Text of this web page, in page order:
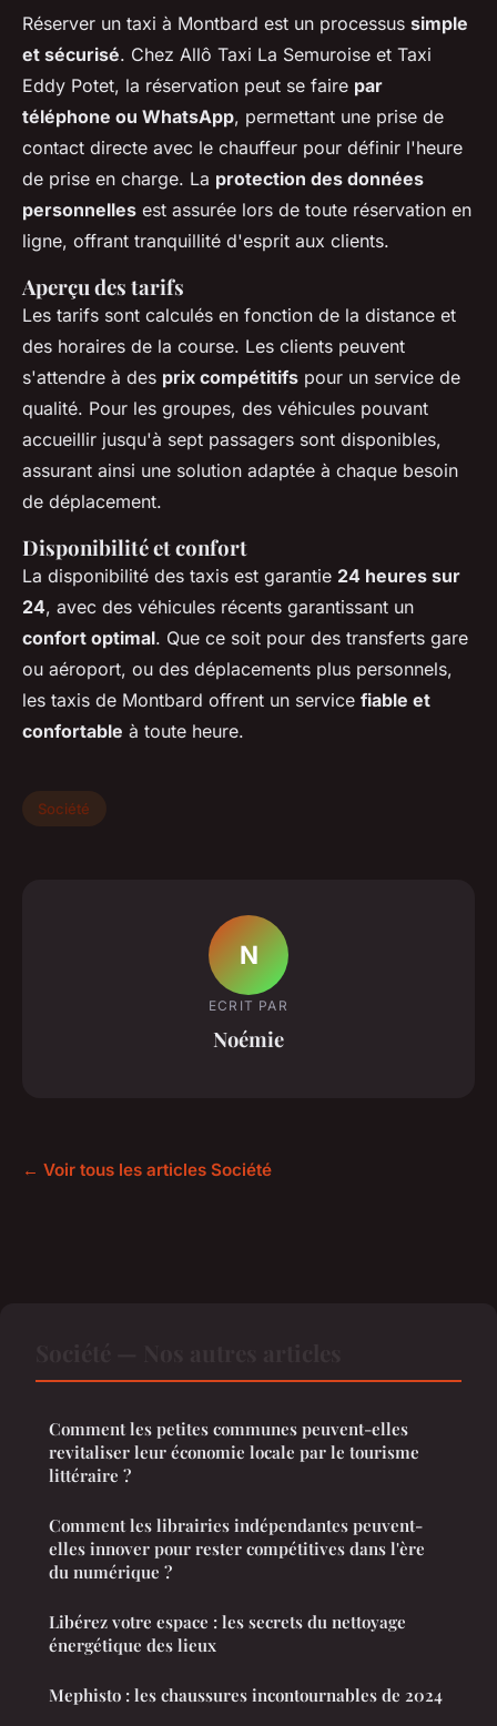
Réserver un taxi à Montbard est un processus simple
et sécurisé. Chez Allô Taxi La Semuroise et Taxi
Eddy Potet, la réservation peut se faire par
téléphone ou WhatsApp, permettant une prise de
contact directe avec le chauffeur pour définir l'heure
de prise en charge. La protection des données
personnelles est assurée lors de toute réservation en
ligne, offrant tranquillité d'esprit aux clients.
Aperçu des tarifs
Les tarifs sont calculés en fonction de la distance et
des horaires de la course. Les clients peuvent
s'attendre à des prix compétitifs pour un service de
qualité. Pour les groupes, des véhicules pouvant
accueillir jusqu'à sept passagers sont disponibles,
assurant ainsi une solution adaptée à chaque besoin
de déplacement.
Disponibilité et confort
La disponibilité des taxis est garantie 24 heures sur
24, avec des véhicules récents garantissant un
confort optimal. Que ce soit pour des transferts gare
ou aéroport, ou des déplacements plus personnels,
les taxis de Montbard offrent un service fiable et
confortable à toute heure.
Société
N
ECRIT PAR
Noémie
← Voir tous les articles Société
Comment les petites communes peuvent-elles
revitaliser leur économie locale par le tourisme
littéraire ?
Comment les librairies indépendantes peuvent-
elles innover pour rester compétitives dans l'ère
du numérique ?
Libérez votre espace : les secrets du nettoyage
énergétique des lieux
Mephisto : les chaussures incontournables de 2024